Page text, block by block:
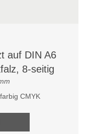
auf DIN A6
8-seitig
CMYK